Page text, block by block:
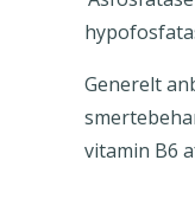
Generelt
vitamin B6